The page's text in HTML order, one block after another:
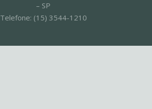
– SP
Telefone: (15) 3544-1210